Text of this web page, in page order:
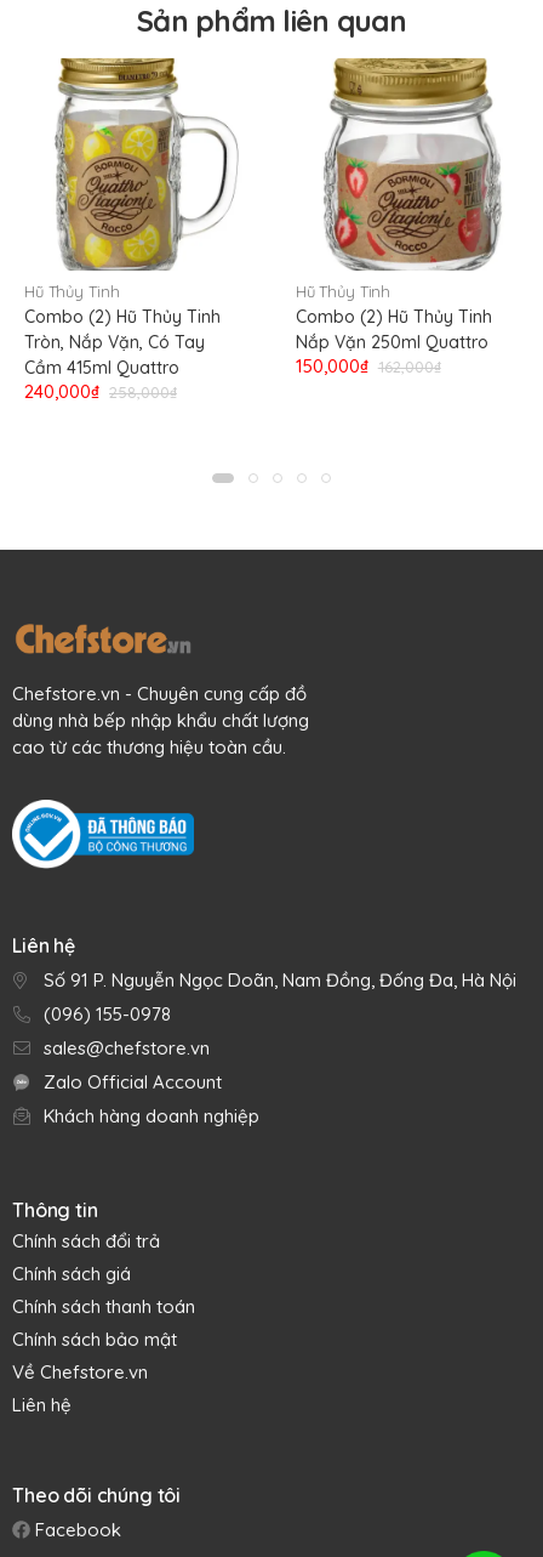
bếp của mình những chiếc lọ hũ dung tích 700 ml như thế
này bạn nhé.
Hũ được sản xuất 100% tại Ý, làm từ thủy tinh cao cấp sáng
đẹp, dày dạn, độ bền cao, tinh khiết, an toàn cho thực
phẩm chứa đựng bên trong, an toàn cho sức khỏe người
Chất liệu thủy tinh có khả năng chống bám bẩn, dễ chùi rửa,
giúp bạn tiết kiệm thời gian khi cần vệ sinh sản phẩm.
Thủy tinh trắng trong, dễ dàng nhìn thấy thực phẩm bên
kiểu nắp vặn đảm bảo độ kín tuyệt đối.
Đặc tính nổi bật
Sản phẩm liên quan
Hũ Thủy Tinh
Combo (2) Hũ Thủy Tinh
Tròn, Nắp Vặn, Có Tay
Cầm 415ml Quattro
240,000₫ 258,000₫
Hũ Thủy Tinh
Combo (2) Hũ Thủy Tinh
Nắp Vặn 250ml Quattro
150,000₫ 162,000₫
Chefstore.vn - Chuyên cung cấp đồ
dùng nhà bếp nhập khẩu chất lượng
cao từ các thương hiệu toàn cầu.
Liên hệ
Số 91 P. Nguyễn Ngọc Doãn, Nam Đồng, Đống Đa, Hà Nội
(096) 155-0978
sales@chefstore.vn
Zalo Official Account
Khách hàng doanh nghiệp
Thông tin
Chính sách đổi trả
Chính sách giá
Chính sách thanh toán
Chính sách bảo mật
Về Chefstore.vn
Liên hệ
Theo dõi chúng tôi
Facebook